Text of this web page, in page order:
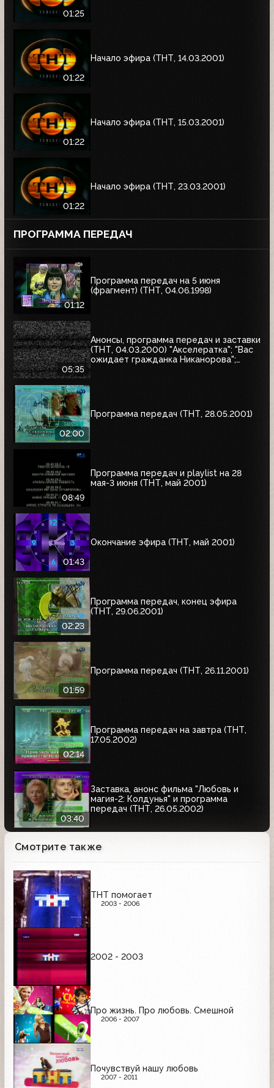
01:25
01:22
Начало эфира (ТНТ, 14.03.2001)
01:22
Начало эфира (ТНТ, 15.03.2001)
01:22
Начало эфира (ТНТ, 23.03.2001)
ПРОГРАММА ПЕРЕДАЧ
01:12
Программа передач на 5 июня
(фрагмент) (ТНТ, 04.06.1998)
05:35
Анонсы, программа передач и заставки
(ТНТ, 04.03.2000) "Акселератка"; "Вас
ожидает гражданка Никанорова";
02:00
Программа передач (ТНТ, 28.05.2001)
08:49
Программа передач и playlist на 28
мая-3 июня (ТНТ, май 2001)
01:43
Окончание эфира (ТНТ, май 2001)
02:23
Программа передач, конец эфира
(ТНТ, 29.06.2001)
01:59
Программа передач (ТНТ, 26.11.2001)
02:14
Программа передач на завтра (ТНТ,
17.05.2002)
03:40
Заставка, анонс фильма "Любовь и
магия-2: Колдунья" и программа
передач (ТНТ, 26.05.2002)
Смотрите также
ТНТ помогает
2003 - 2006
2002 - 2003
Про жизнь. Про любовь. Смешной
2006 - 2007
Почувствуй нашу любовь
2007 - 2011